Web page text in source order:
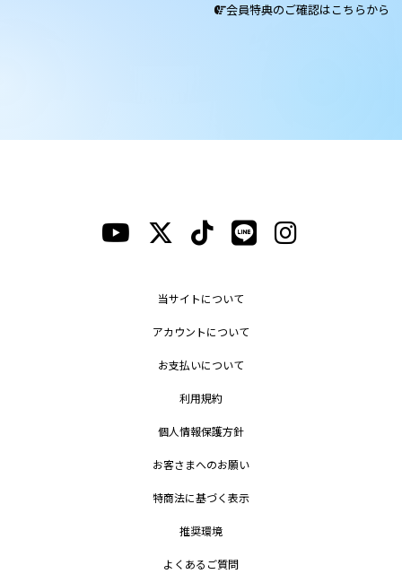
会員特典のご確認はこちらから
当サイトについて
アカウントについて
お支払いについて
利用規約
個人情報保護方針
お客さまへのお願い
特商法に基づく表示
推奨環境
よくあるご質問